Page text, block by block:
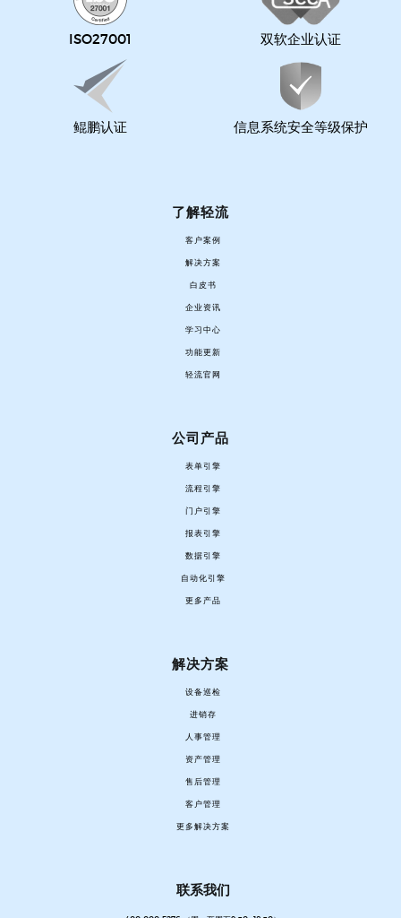
ISO27001 双软企业认证
鲲鹏认证 信息系统安全等级保护
了解轻流
客户案例
解决方案
白皮书
企业资讯
学习中心
功能更新
轻流官网
公司产品
表单引擎
流程引擎
门户引擎
报表引擎
数据引擎
自动化引擎
更多产品
解决方案
设备巡检
进销存
人事管理
资产管理
售后管理
客户管理
更多解决方案
联系我们